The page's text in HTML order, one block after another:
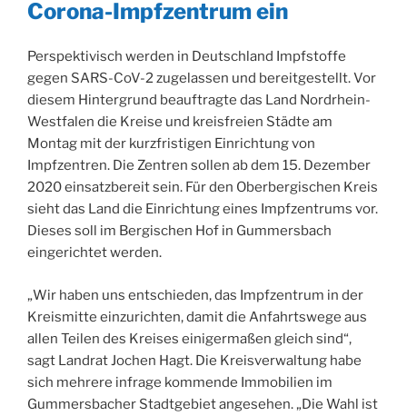
Corona-Impfzentrum ein
Perspektivisch werden in Deutschland Impfstoffe
gegen SARS-CoV-2 zugelassen und bereitgestellt. Vor
diesem Hintergrund beauftragte das Land Nordrhein-
Westfalen die Kreise und kreisfreien Städte am
Montag mit der kurzfristigen Einrichtung von
Impfzentren. Die Zentren sollen ab dem 15. Dezember
2020 einsatzbereit sein. Für den Oberbergischen Kreis
sieht das Land die Einrichtung eines Impfzentrums vor.
Dieses soll im Bergischen Hof in Gummersbach
eingerichtet werden.
„Wir haben uns entschieden, das Impfzentrum in der
Kreismitte einzurichten, damit die Anfahrtswege aus
allen Teilen des Kreises einigermaßen gleich sind“,
sagt Landrat Jochen Hagt. Die Kreisverwaltung habe
sich mehrere infrage kommende Immobilien im
Gummersbacher Stadtgebiet angesehen. „Die Wahl ist